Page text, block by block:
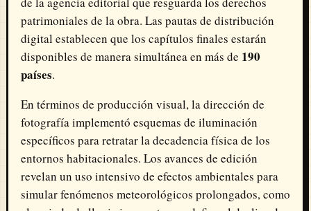
patrimoniales de la obra. Las pautas de distribución
digital establecen que los capítulos finales estarán
disponibles de manera simultánea en más de 190
países.
En términos de producción visual, la dirección de
fotografía implementó esquemas de iluminación
específicos para retratar la decadencia física de los
entornos habitacionales. Los avances de edición
revelan un uso intensivo de efectos ambientales para
simular fenómenos meteorológicos prolongados, como